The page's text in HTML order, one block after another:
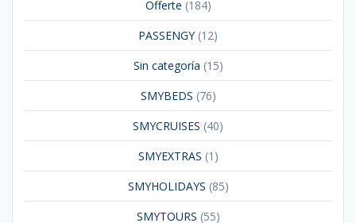
Offerte (184)
PASSENGY(12)
Sin categoría (15)
SMYBEDS (76)
SMYCRUISES (40)
SMYEXTRAS (1)
SMYHOLIDAYS (85)
SMYTOURS (55)